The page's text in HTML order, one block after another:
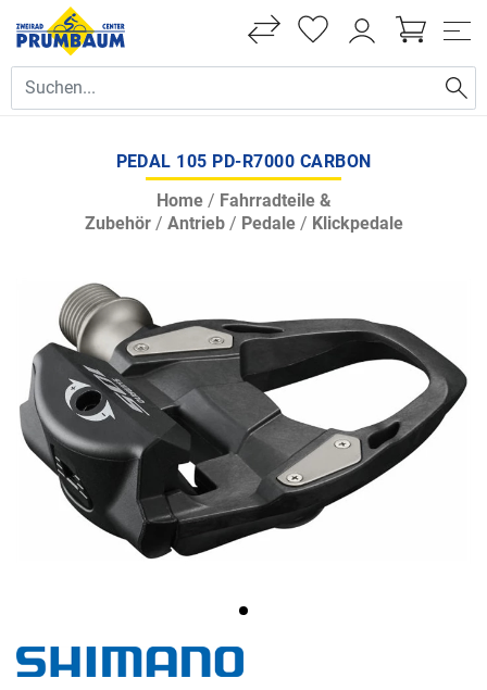
PEDAL 105 PD-R7000 CARBON
Home/ Fahrradteile &
Zubehör/ Antrieb/ Pedale/ Klickpedale